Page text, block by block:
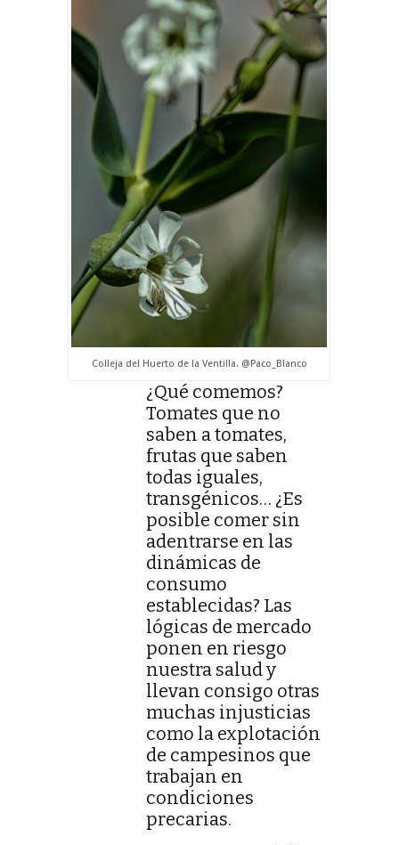
Colleja del Huerto de la Ventilla. @Paco_Blanco
¿Qué comemos?
Tomates que no
saben a tomates,
frutas que saben
todas iguales,
transgénicos… ¿Es
posible comer sin
adentrarse en las
dinámicas de
consumo
establecidas? Las
lógicas de mercado
ponen en riesgo
nuestra salud y
llevan consigo otras
muchas injusticias
como la explotación
de campesinos que
trabajan en
condiciones
precarias.